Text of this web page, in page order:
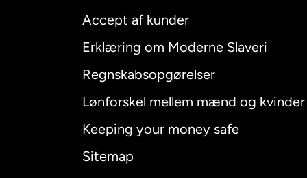
Accept af kunder
Erklæring om Moderne Slaveri
Regnskabsopgørelser
Lønforskel mellem mænd og kvinder
Keeping your money safe
Sitemap
Australien